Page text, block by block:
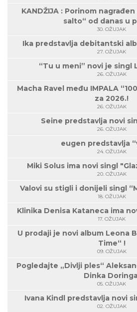
KANDŽIJA : Porinom
salto“ od danas u
30. OŽUJAK
Ika predstavlja debitantski
27. OŽUJAK
“Tu u meni” novi je singl
26. OŽUJAK
Macha Ravel među IMPALA
za 2026.!
26. OŽUJAK
Seine predstavlja novi
26. OŽUJAK
eugen predstavlja
24. OŽUJAK
Miki Solus ima novi singl
20. OŽUJAK
Valovi su stigli i donijeli singl
18. OŽUJAK
Klinika Denisa Kataneca ima
17. OŽUJAK
U prodaji je novi album Leona
Time“ !
09. OŽUJAK
Pogledajte „Divlji ples“
Dinka
05. OŽUJAK
Ivana Kindl predstavlja novi
02. OŽUJAK